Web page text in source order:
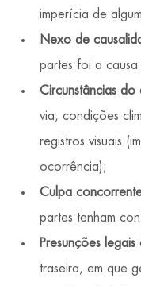
imperícia de
Nexo de
partes foi a
Circunstâncias do
via, condições
registros visuais
ocorrência);
Culpa
partes tenham
Presunções
traseira, em que